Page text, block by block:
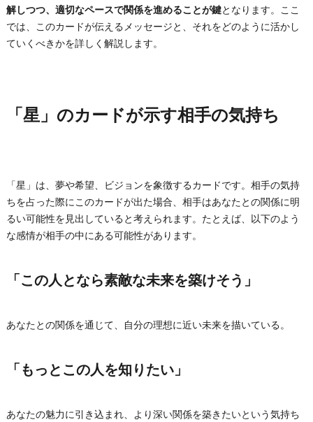
解しつつ、適切なペースで関係を進めることが鍵となります。ここ
では、このカードが伝えるメッセージと、それをどのように活かし
ていくべきかを詳しく解説します。
「星」のカードが示す相手の気持ち
「星」は、夢や希望、ビジョンを象徴するカードです。相手の気持
ちを占った際にこのカードが出た場合、相手はあなたとの関係に明
るい可能性を見出していると考えられます。たとえば、以下のよう
な感情が相手の中にある可能性があります。
「この人となら素敵な未来を築けそう」
あなたとの関係を通じて、自分の理想に近い未来を描いている。
「もっとこの人を知りたい」
あなたの魅力に引き込まれ、より深い関係を築きたいという気持ち